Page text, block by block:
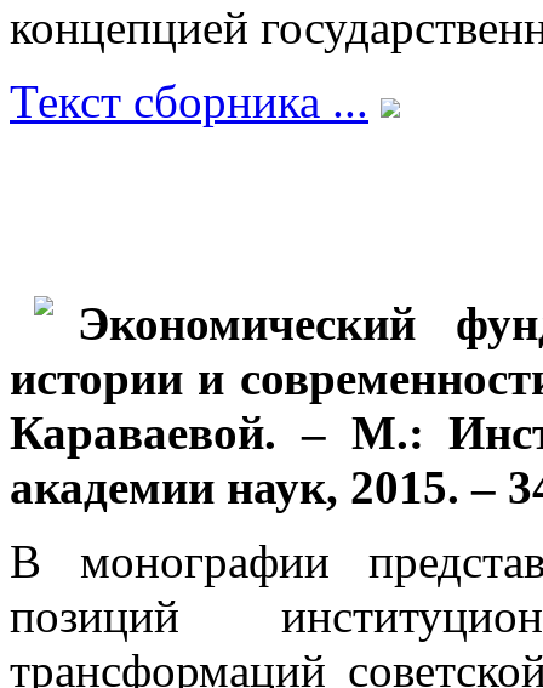
концепцией
Текст сборника ...
Экономический
истории и
Караваевой. – М.:
академии наук, 2015. –
В монографии
позиций
трансформаций